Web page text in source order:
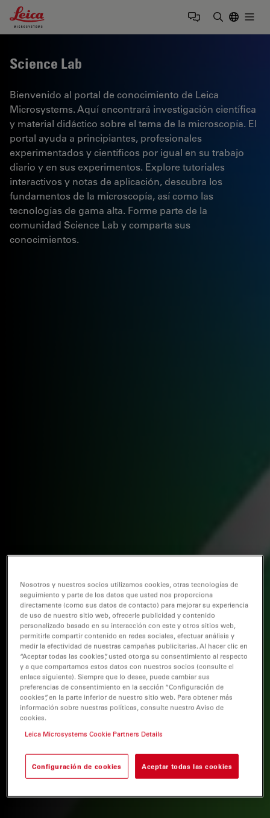
Leica Microsystems Logo
Science Lab
Bienvenido al portal de conocimiento de Leica
Microsystems. Aquí encontrará investigación científica
y material didáctico sobre el tema de la microscopía. El
portal ayuda a principiantes, profesionales
experimentados y científicos por igual en su trabajo
diario y en sus experimentos. Explore tutoriales
interactivos y notas de aplicación, descubra los
fundamentos de la microscopía, así como las
tecnologías de gama alta. Forme parte de la
comunidad Science Lab y comparta sus
conocimientos.
Nosotros y nuestros socios utilizamos cookies, otras tecnologías de
seguimiento y parte de los datos que usted nos proporciona
directamente (como sus datos de contacto) para mejorar su experiencia
de uso de nuestro sitio web, ofrecerle publicidad y contenido
personalizado basado en su interacción con este y otros sitios web,
permitirle compartir contenido en redes sociales, efectuar análisis y
medir la efectividad de nuestras campañas publicitarias. Al hacer clic en
“Aceptar todas las cookies”, usted otorga su consentimiento al respecto
y a que compartamos estos datos con nuestros socios (consulte el
enlace siguiente). Siempre que lo desee, puede cambiar sus
preferencias de consentimiento en la sección “Configuración de
cookies”, en la parte inferior de nuestro sitio web. Para obtener más
información sobre nuestras políticas, consulte nuestro Aviso de
cookies.
Leica Microsystems Cookie Partners Details
Configuración de cookies Aceptar todas las cookies